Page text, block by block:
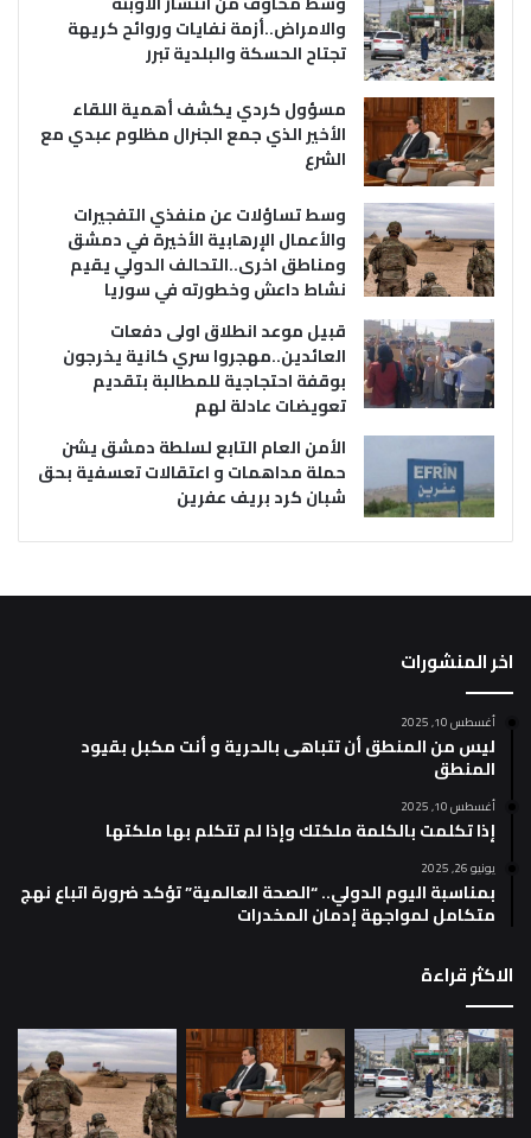
والامراض..أزمة نفايات وروائح كريهة
تجتاح الحسكة والبلدية تبرر
مسؤول كردي يكشف أهمية اللقاء
الأخير الذي جمع الجنرال مظلوم عبدي مع
الشرع
وسط تساؤلات عن منفذي التفجيرات
والأعمال الإرهابية الأخيرة في دمشق
ومناطق اخرى..التحالف الدولي يقيم
نشاط داعش وخطورته في سوريا
قبيل موعد انطلاق اولى دفعات
العائدين..مهجروا سري كانية يخرجون
بوقفة احتجاجية للمطالبة بتقديم
تعويضات عادلة لهم
الأمن العام التابع لسلطة دمشق يشن
حملة مداهمات و اعتقالات تعسفية بحق
شبان كرد بريف عفرين
اخر المنشورات
أغسطس 10, 2025
ليس من المنطق أن تتباهى بالحرية و أنت مكبل بقيود
المنطق
أغسطس 10, 2025
إذا تكلمت بالكلمة ملكتك وإذا لم تتكلم بها ملكتها
يونيو 26, 2025
بمناسبة اليوم الدولي.. “الصحة العالمية” تؤكد ضرورة اتباع نهج
متكامل لمواجهة إدمان المخدرات
الاكثر قراءة